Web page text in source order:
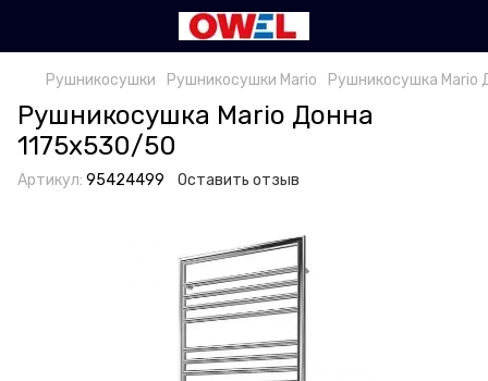
Рушникосушки Рушникосушки Mario Рушникосушка Mario
Рушникосушка Mario Донна
1175х530/50
Артикул: 95424499 Оставить отзыв